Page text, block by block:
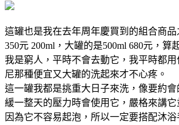
這罐也是我在去年周年慶買到的組合商
350元 200ml，大罐的是500ml 680元，算
我是窮人，平時不會去動它，我平時都
尼那種便宜又大罐的洗起來才不心疼。
這一罐我都是挑重大日子來洗，像要約
緩一整天的壓力時會使用它，嚴格來講它
因為它不容易起泡，所以一定要搭配沐